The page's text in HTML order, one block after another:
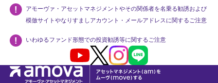
アモーヴァ・アセットマネジメントやその関係者を名乗る勧誘および
模倣サイトやなりすましアカウント・メールアドレスに関するご注意
いわゆるファンド形態での投資勧誘等に関するご注意
Youtube X InstagramLINE